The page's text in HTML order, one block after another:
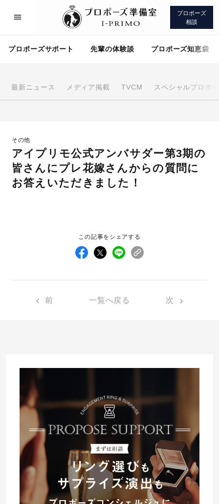
プロポーズ
相談
プロポーズサポート 先輩の体験談 プロポーズ知恵袋
最新ニュース メディア掲載 TVCM スペシャルプロポ
その他
アイプリモ公式アンバサダー第3期の
皆さんにプレ花嫁さんからの質問に
お答えいただきました！
この記事をシェアする
前 一覧へ戻る 次
プロポーズサポート 先輩の体験談
プロポーズサポートの流れ
プロポーズアイテム
®
プロポーズシチュエーション診断
婚約指輪マッチング診断
プロポーズプラン検索
ダイヤモンドの品質とは？
プロポーズの方法
タイミング
プレゼント
場所
I-PRIMO公式サイト
I-PRIMO公式オンラインショップ